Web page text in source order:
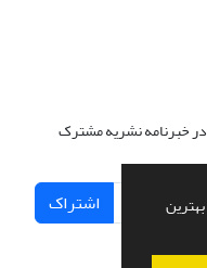
در خبرنامه نشریه مشترک
اشتراک